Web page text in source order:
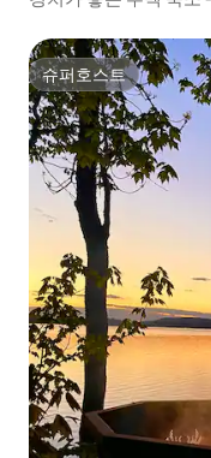
슈퍼호스트
슈퍼호스트